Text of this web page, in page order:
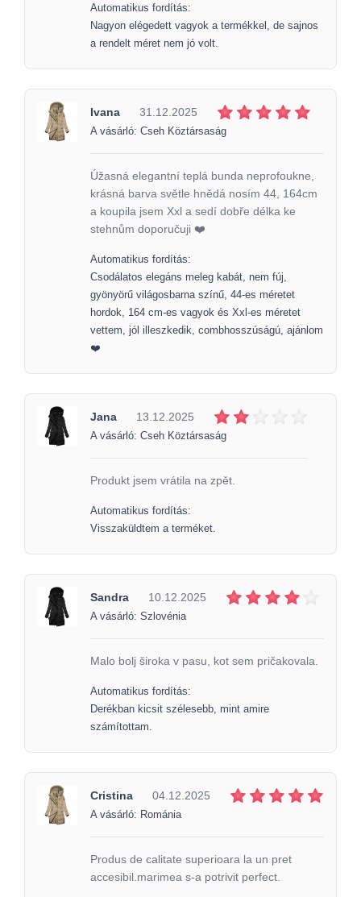
Automatikus fordítás:
Nagyon elégedett vagyok a termékkel, de sajnos
a rendelt méret nem jó volt.
Ivana 31.12.2025
A vásárló: Cseh Köztársaság
Úžasná elegantní teplá bunda neprofoukne,
krásná barva světle hnědá nosím 44, 164cm
a koupila jsem Xxl a sedí dobře délka ke
stehnům doporučuji ❤️
Automatikus fordítás:
Csodálatos elegáns meleg kabát, nem fúj,
gyönyörű világosbarna színű, 44-es méretet
hordok, 164 cm-es vagyok és Xxl-es méretet
vettem, jól illeszkedik, combhosszúságú, ajánlom
❤️
Jana 13.12.2025
A vásárló: Cseh Köztársaság
Produkt jsem vrátila na zpět.
Automatikus fordítás:
Visszaküldtem a terméket.
Sandra 10.12.2025
A vásárló: Szlovénia
Malo bolj široka v pasu, kot sem pričakovala.
Automatikus fordítás:
Derékban kicsit szélesebb, mint amire
számítottam.
Cristina 04.12.2025
A vásárló: Románia
Produs de calitate superioara la un pret
accesibil.marimea s-a potrivit perfect.